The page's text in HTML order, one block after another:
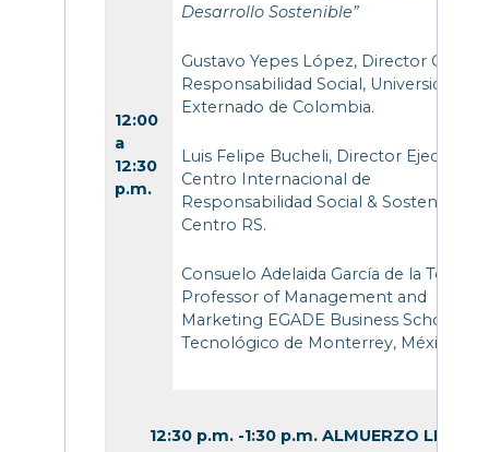
12:00
a
12:30
p.m.
Desarrollo Sostenible”
Gustavo Yepes López, Director
Responsabilidad Social, Universidad
Externado de Colombia.
Luis Felipe Bucheli, Director Ejecutivo,
Centro Internacional de
Responsabilidad Social &
Centro RS.
Consuelo Adelaida García de la Torre,
Professor of Management and
Marketing EGADE Business School,
Tecnológico de Monterrey, México.
12:30 p.m. -1:30 p.m. ALMUERZO LIBRE